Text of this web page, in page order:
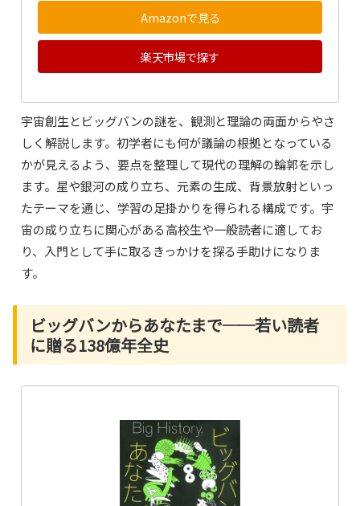
Amazonで見る
楽天市場で探す
宇宙創生とビッグバンの謎を、観測と理論の両面からやさ
しく解説します。初学者にも何が議論の根拠となっている
かが見えるよう、要点を整理して現代の理解の輪郭を示し
ます。星や銀河の成り立ち、元素の生成、背景放射といっ
たテーマを通じ、学習の足掛かりを得られる構成です。宇
宙の成り立ちに関心がある高校生や一般読者に適してお
り、入門として手に取るきっかけを探る手助けになりま
す。
ビッグバンからあなたまで──若い読者
に贈る138億年全史